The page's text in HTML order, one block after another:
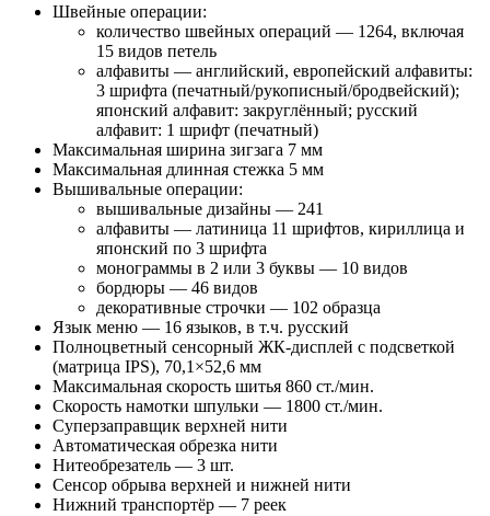
Швейные операции:
количество швейных операций — 1264, включая
15 видов петель
алфавиты — английский, европейский алфавиты:
3 шрифта (печатный/рукописный/бродвейский);
японский алфавит: закруглённый; русский
алфавит: 1 шрифт (печатный)
Максимальная ширина зигзага 7 мм
Максимальная длинная стежка 5 мм
Вышивальные операции:
вышивальные дизайны — 241
алфавиты — латиница 11 шрифтов, кириллица и
японский по 3 шрифта
монограммы в 2 или 3 буквы — 10 видов
бордюры — 46 видов
декоративные строчки — 102 образца
Язык меню — 16 языков, в т.ч. русский
Полноцветный сенсорный ЖК-дисплей с подсветкой
(матрица IPS), 70,1×52,6 мм
Максимальная скорость шитья 860 ст./мин.
Скорость намотки шпульки — 1800 ст./мин.
Суперзаправщик верхней нити
Автоматическая обрезка нити
Нитеобрезатель — 3 шт.
Сенсор обрыва верхней и нижней нити
Нижний транспортёр — 7 реек